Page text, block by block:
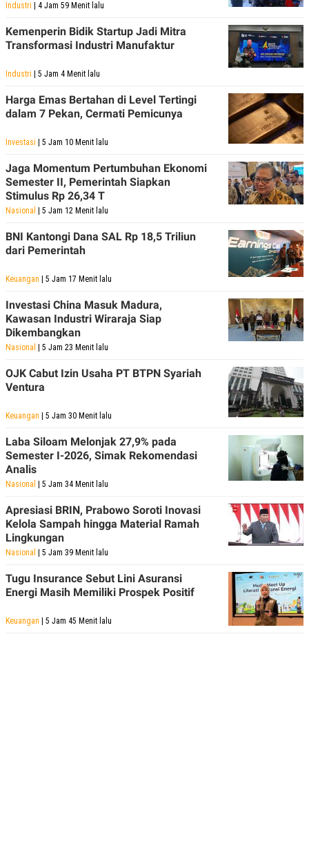
Industri | 4 Jam 59 Menit lalu
Kemenperin Bidik Startup Jadi Mitra
Transformasi Industri Manufaktur
Industri | 5 Jam 4 Menit lalu
Harga Emas Bertahan di Level Tertingi
dalam 7 Pekan, Cermati Pemicunya
Investasi | 5 Jam 10 Menit lalu
Jaga Momentum Pertumbuhan Ekonomi
Semester II, Pemerintah Siapkan
Stimulus Rp 26,34 T
Nasional | 5 Jam 12 Menit lalu
BNI Kantongi Dana SAL Rp 18,5 Triliun
dari Pemerintah
Keuangan | 5 Jam 17 Menit lalu
Investasi China Masuk Madura,
Kawasan Industri Wiraraja Siap
Dikembangkan
Nasional | 5 Jam 23 Menit lalu
OJK Cabut Izin Usaha PT BTPN Syariah
Ventura
Keuangan | 5 Jam 30 Menit lalu
Laba Siloam Melonjak 27,9% pada
Semester I-2026, Simak Rekomendasi
Analis
Nasional | 5 Jam 34 Menit lalu
Apresiasi BRIN, Prabowo Soroti Inovasi
Kelola Sampah hingga Material Ramah
Lingkungan
Nasional | 5 Jam 39 Menit lalu
Tugu Insurance Sebut Lini Asuransi
Energi Masih Memiliki Prospek Positif
Keuangan | 5 Jam 45 Menit lalu